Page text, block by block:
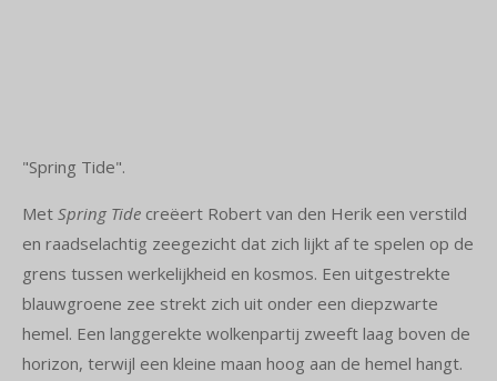
"Spring Tide".
Met Spring Tide creëert Robert van den Herik een verstild
en raadselachtig zeegezicht dat zich lijkt af te spelen op de
grens tussen werkelijkheid en kosmos. Een uitgestrekte
blauwgroene zee strekt zich uit onder een diepzwarte
hemel. Een langgerekte wolkenpartij zweeft laag boven de
horizon, terwijl een kleine maan hoog aan de hemel hangt.